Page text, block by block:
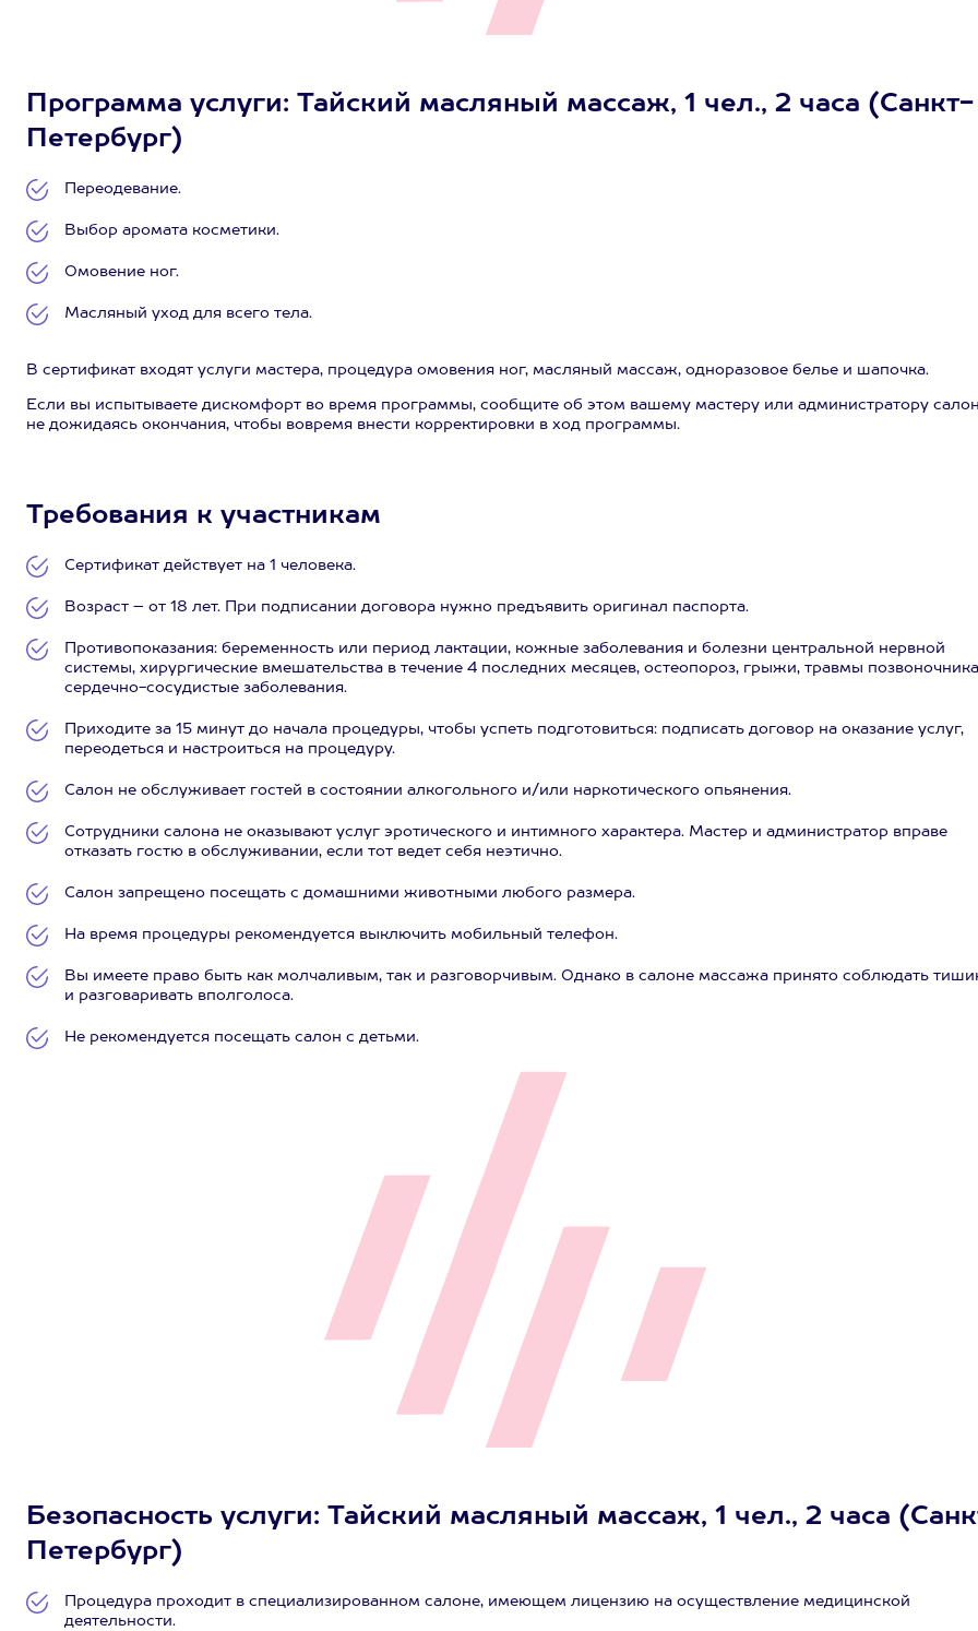
Программа услуги: Тайский масляный массаж, 1 чел., 2 часа (Санкт-
Петербург)
Переодевание.
Выбор аромата косметики.
Омовение ног.
Масляный уход для всего тела.
В сертификат входят услуги мастера, процедура омовения ног, масляный массаж, одноразовое белье и шапочка.
Если вы испытываете дискомфорт во время программы, сообщите об этом вашему мастеру или администратору
не дожидаясь окончания, чтобы вовремя внести корректировки в ход программы.
Требования к участникам
Сертификат действует на 1 человека.
Возраст – от 18 лет. При подписании договора нужно предъявить оригинал паспорта.
Противопоказания: беременность или период лактации, кожные заболевания и болезни центральной нервной
системы, хирургические вмешательства в течение 4 последних месяцев, остеопороз, грыжи, травмы
сердечно-сосудистые заболевания.
Приходите за 15 минут до начала процедуры, чтобы успеть подготовиться: подписать договор на оказание услуг,
переодеться и настроиться на процедуру.
Салон не обслуживает гостей в состоянии алкогольного и/или наркотического опьянения.
Сотрудники салона не оказывают услуг эротического и интимного характера. Мастер и администратор вправе
отказать гостю в обслуживании, если тот ведет себя неэтично.
Салон запрещено посещать с домашними животными любого размера.
На время процедуры рекомендуется выключить мобильный телефон.
Вы имеете право быть как молчаливым, так и разговорчивым. Однако в салоне массажа принято соблюдать
и разговаривать вполголоса.
Не рекомендуется посещать салон с детьми.
Безопасность услуги: Тайский масляный массаж, 1 чел., 2 часа
Петербург)
Процедура проходит в специализированном салоне, имеющем лицензию на осуществление медицинской
деятельности.